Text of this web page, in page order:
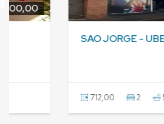
SAO JORGE - UBERLÂNDIA
2 5 0